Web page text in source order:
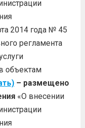
2014 года № 45
регламента
объектам
– размещено
«О внесении